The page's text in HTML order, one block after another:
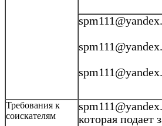
Требования к
соискателям
которая подает